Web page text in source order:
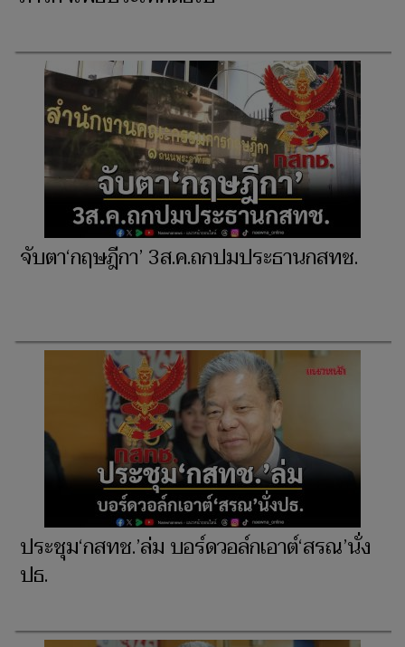
จับตา‘กฤษฎีกา’ 3ส.ค.ถกปมประธานกสทช.
ประชุม‘กสทช.’ล่ม บอร์ดวอล์กเอาต์‘สรณ’นั่ง
ปธ.